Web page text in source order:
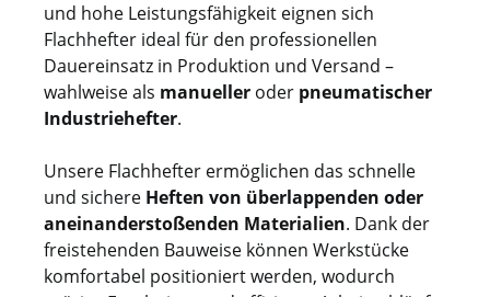
und hohe Leistungsfähigkeit eignen sich
Flachhefter ideal für den professionellen
Dauereinsatz in Produktion und Versand –
wahlweise als manueller oder pneumatischer
Industriehefter.
Unsere Flachhefter ermöglichen das schnelle
und sichere Heften von überlappenden oder
aneinanderstoßenden Materialien. Dank der
freistehenden Bauweise können Werkstücke
komfortabel positioniert werden, wodurch